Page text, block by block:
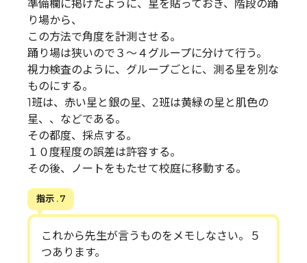
準備欄に掲げたように、星を貼っておき、階段の踊
り場から、
この方法で角度を計測させる。
踊り場は狭いので３～４グループに分けて行う。
視力検査のように、グループごとに、測る星を別な
ものにする。
1班は、赤い星と銀の星、2班は黄緑の星と肌色の
星、、などである。
その都度、採点する。
１０度程度の誤差は許容する。
その後、ノートをもたせて校庭に移動する。
指示 . 7
これから先生が言うものをメモしなさい。５
つあります。